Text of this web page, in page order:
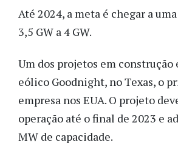
Até 2024, a meta é chegar a
3,5 GW a 4 GW.
Um dos projetos em construção
eólico Goodnight, no Texas, o
empresa nos EUA. O projeto
operação até o final de 2023 e
MW de capacidade.